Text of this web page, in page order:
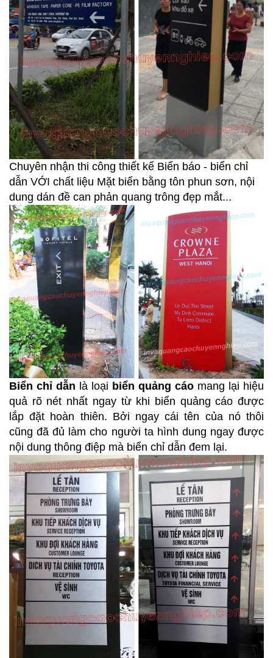
Chuyên nhận thi công thiết kế Biển báo - biển chỉ
dẫn VỚI chất liệu Mặt biển bằng tôn phun sơn, nội
dung dán đề can phản quang trông đẹp mắt...
Biển chỉ dẫn là loại biển quảng cáo mang lại hiệu
quả rõ nét nhất ngay từ khi biển quảng cáo được
lắp đặt hoàn thiên. Bởi ngay cái tên của nó thôi
cũng đã đủ làm cho người ta hình dung ngay được
nội dung thông điệp mà biển chỉ dẫn đem lại.